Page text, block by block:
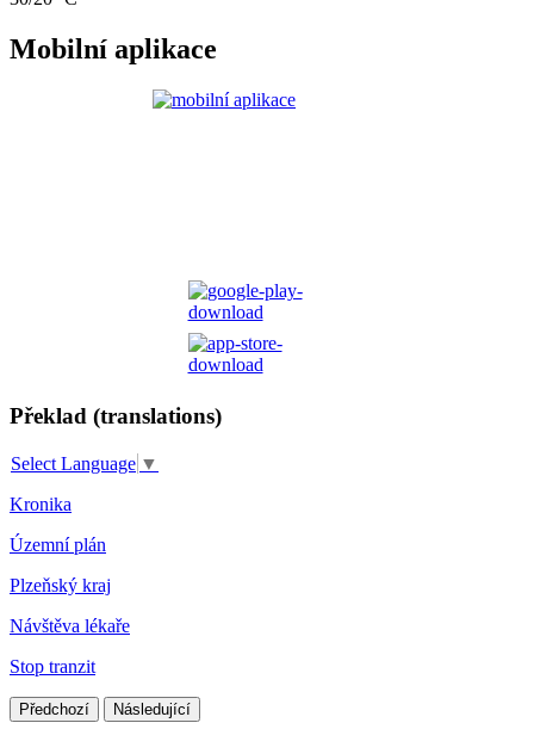
Mobilní aplikace
Překlad (translations)
Select Language ▼
Kronika
Územní plán
Plzeňský kraj
Návštěva lékaře
Stop tranzit
Předchozí Následující